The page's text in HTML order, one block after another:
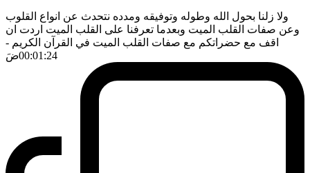
ولا زلنا بحول الله وطوله وتوفيقه ومدده نتحدث عن انواع القلوب
وعن صفات القلب الميت وبعدما تعرفنا على القلب الميت اردت ان
اقف مع حضراتكم مع صفات القلب الميت في القرآن الكريم -
00:01:24ضَ